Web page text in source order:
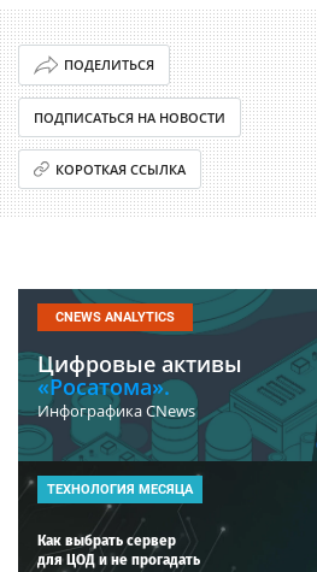
ПОДЕЛИТЬСЯ
ПОДПИСАТЬСЯ НА НОВОСТИ
КОРОТКАЯ ССЫЛКА
CNEWS ANALYTICS
Цифровые активы
«Росатома».
Инфографика CNews
ТЕХНОЛОГИЯ МЕСЯЦА
Как выбрать сервер
для ЦОД и не прогадать